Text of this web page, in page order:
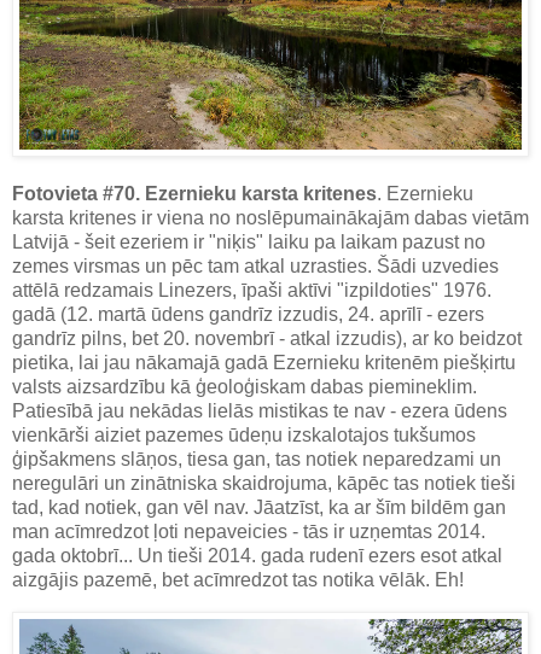
Fotovieta #70. Ezernieku karsta kritenes. Ezernieku
karsta kritenes ir viena no noslēpumainākajām dabas vietām
Latvijā - šeit ezeriem ir "niķis" laiku pa laikam pazust no
zemes virsmas un pēc tam atkal uzrasties. Šādi uzvedies
attēlā redzamais Linezers, īpaši aktīvi "izpildoties" 1976.
gadā (12. martā ūdens gandrīz izzudis, 24. aprīlī - ezers
gandrīz pilns, bet 20. novembrī - atkal izzudis), ar ko beidzot
pietika, lai jau nākamajā gadā Ezernieku kritenēm piešķirtu
valsts aizsardzību kā ģeoloģiskam dabas piemineklim.
Patiesībā jau nekādas lielās mistikas te nav - ezera ūdens
vienkārši aiziet pazemes ūdeņu izskalotajos tukšumos
ģipšakmens slāņos, tiesa gan, tas notiek neparedzami un
neregulāri un zinātniska skaidrojuma, kāpēc tas notiek tieši
tad, kad notiek, gan vēl nav. Jāatzīst, ka ar šīm bildēm gan
man acīmredzot ļoti nepaveicies - tās ir uzņemtas 2014.
gada oktobrī... Un tieši 2014. gada rudenī ezers esot atkal
aizgājis pazemē, bet acīmredzot tas notika vēlāk. Eh!